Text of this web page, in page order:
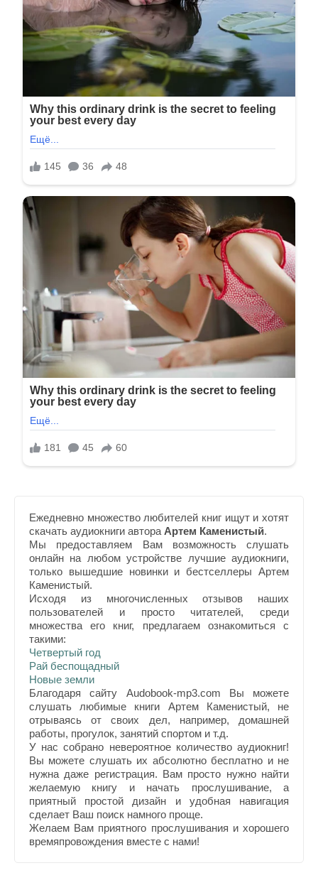
Ежедневно множество любителей книг ищут и хотят
скачать аудиокниги автора Артем Каменистый.
Мы предоставляем Вам возможность слушать
онлайн на любом устройстве лучшие аудиокниги,
только вышедшие новинки и бестселлеры Артем
Каменистый.
Исходя из многочисленных отзывов наших
пользователей и просто читателей, среди
множества его книг, предлагаем ознакомиться с
такими:
Четвертый год
Рай беспощадный
Новые земли
Благодаря сайту Audobook-mp3.com Вы можете
слушать любимые книги Артем Каменистый, не
отрываясь от своих дел, например, домашней
работы, прогулок, занятий спортом и т.д.
У нас собрано невероятное количество аудиокниг!
Вы можете слушать их абсолютно бесплатно и не
нужна даже регистрация. Вам просто нужно найти
желаемую книгу и начать прослушивание, а
приятный простой дизайн и удобная навигация
сделает Ваш поиск намного проще.
Желаем Вам приятного прослушивания и хорошего
времяпровождения вместе с нами!